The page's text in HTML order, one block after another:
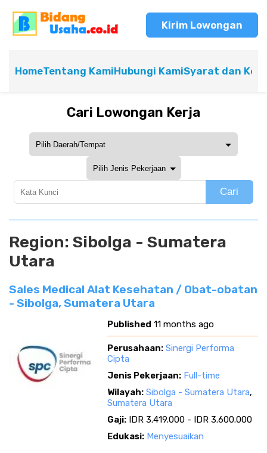
Kirim Lowongan
HomeTentang KamiHubungi KamiSyarat dan
Cari Lowongan Kerja
Cari
Region: Sibolga - Sumatera
Utara
Sales Medical Alat Kesehatan / Obat-obatan
- Sibolga, Sumatera Utara
Published 11 months ago
Perusahaan: Sinergi Performa
Cipta
Jenis Pekerjaan: Full-time
Wilayah: Sibolga - Sumatera Utara,
Sumatera Utara
Gaji: IDR 3.419.000 - IDR 3.600.000
Edukasi: Menyesuaikan